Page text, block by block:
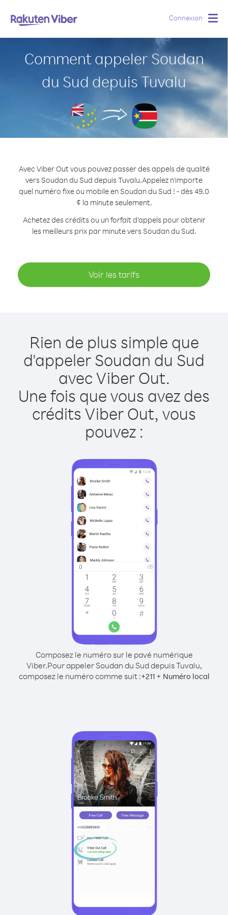
Connexion
Comment appeler Soudan
du Sud depuis Tuvalu
Avec Viber Out vous pouvez passer des appels de qualité
vers Soudan du Sud depuis Tuvalu.Appelez n'importe
quel numéro fixe ou mobile en Soudan du Sud ! - dès 49.0
¢ la minute seulement.
Achetez des crédits ou un forfait d’appels pour obtenir
les meilleurs prix par minute vers Soudan du Sud.
Voir les tarifs
Rien de plus simple que
d'appeler Soudan du Sud
avec Viber Out.
Une fois que vous avez des
crédits Viber Out, vous
pouvez :
Composez le numéro sur le pavé numérique
Viber.Pour appeler Soudan du Sud depuis Tuvalu,
composez le numéro comme suit :+211+ Numéro local